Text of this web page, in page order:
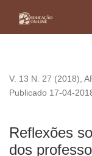
V. 13 N. 27 (2018),
Reflexões
dos
Publicado 17-04-